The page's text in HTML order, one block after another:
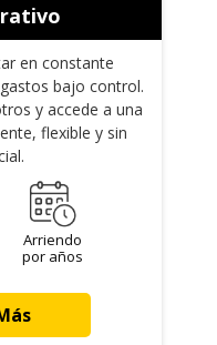
en constante
bajo control.
y accede a una
flexible y sin
Arriendo
por años